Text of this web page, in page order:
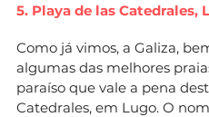
5. Playa de las Catedrales,
Como já vimos, a Galiza,
algumas das melhores
paraíso que vale a pena
Catedrales, em Lugo. O